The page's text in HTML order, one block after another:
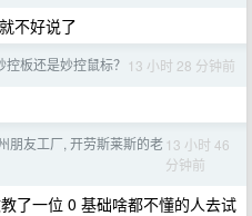
不好说了
控板还是妙控鼠标？ 13 小时 28 分钟前
朋友工厂, 开劳斯莱斯的老 13 小时 46
分钟前
了一位 0 基础啥都不懂的人去试